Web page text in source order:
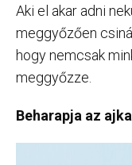
Aki el akar adni
meggyőzően
hogy nemcsak
meggyőzze.
Beharapja az